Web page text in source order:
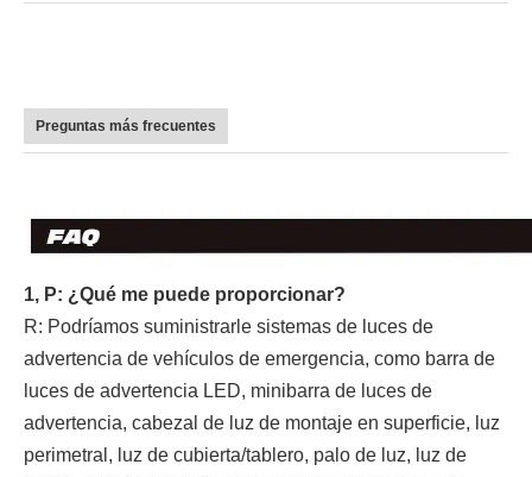
Preguntas más frecuentes
1, P: ¿Qué me puede proporcionar?
R: Podríamos suministrarle sistemas de luces de
advertencia de vehículos de emergencia, como barra de
luces de advertencia LED, minibarra de luces de
advertencia, cabezal de luz de montaje en superficie, luz
perimetral, luz de cubierta/tablero, palo de luz, luz de